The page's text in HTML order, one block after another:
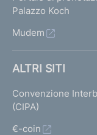
Palazzo Koch
Mudem
ALTRI SITI
Convenzione
(CIPA)
€-coin